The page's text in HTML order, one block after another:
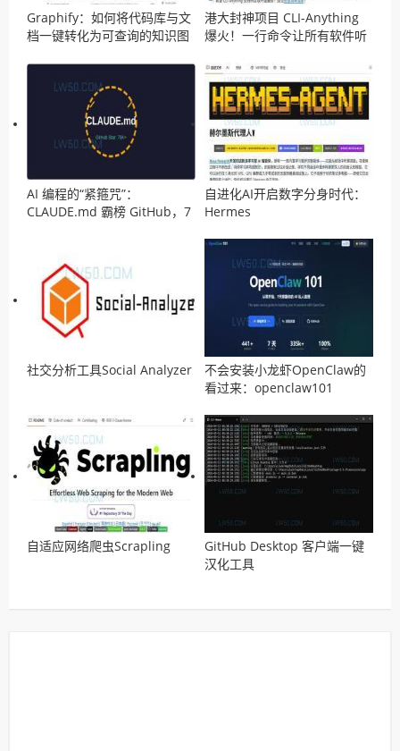
Graphify：如何将代码库与文
档一键转化为可查询的知识图
港大封神项目 CLI-Anything
爆火！一行命令让所有软件听
万星！
AI 编程的“紧箍咒”：
CLAUDE.md 霸榜 GitHub，7
自进化AI开启数字分身时代：
Hermes
社交分析工具Social Analyzer
不会安装小龙虾OpenClaw的
看过来：openclaw101
自适应网络爬虫Scrapling
GitHub Desktop 客户端一键
汉化工具